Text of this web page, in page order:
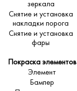
зеркала
Снятие и установка
накладки порога
Снятие и установка
фары
Покраска элементов
Элемент
Бампер